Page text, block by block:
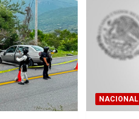
NACIONAL